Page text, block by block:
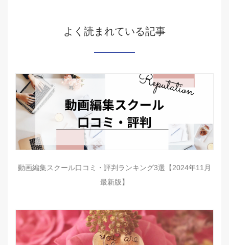
よく読まれている記事
動画編集スクール口コミ・評判ランキング3選【2024年11月
最新版】